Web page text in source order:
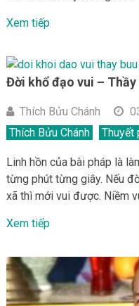
Xem tiếp
Đời khổ đạo vui – Thầy
Thích Bửu Chánh
Thích Bửu Chánh
Thuyết
Linh hồn của bài pháp là
từng phút từng giây. Nếu
xã thì mới vui được. Niềm
Xem tiếp